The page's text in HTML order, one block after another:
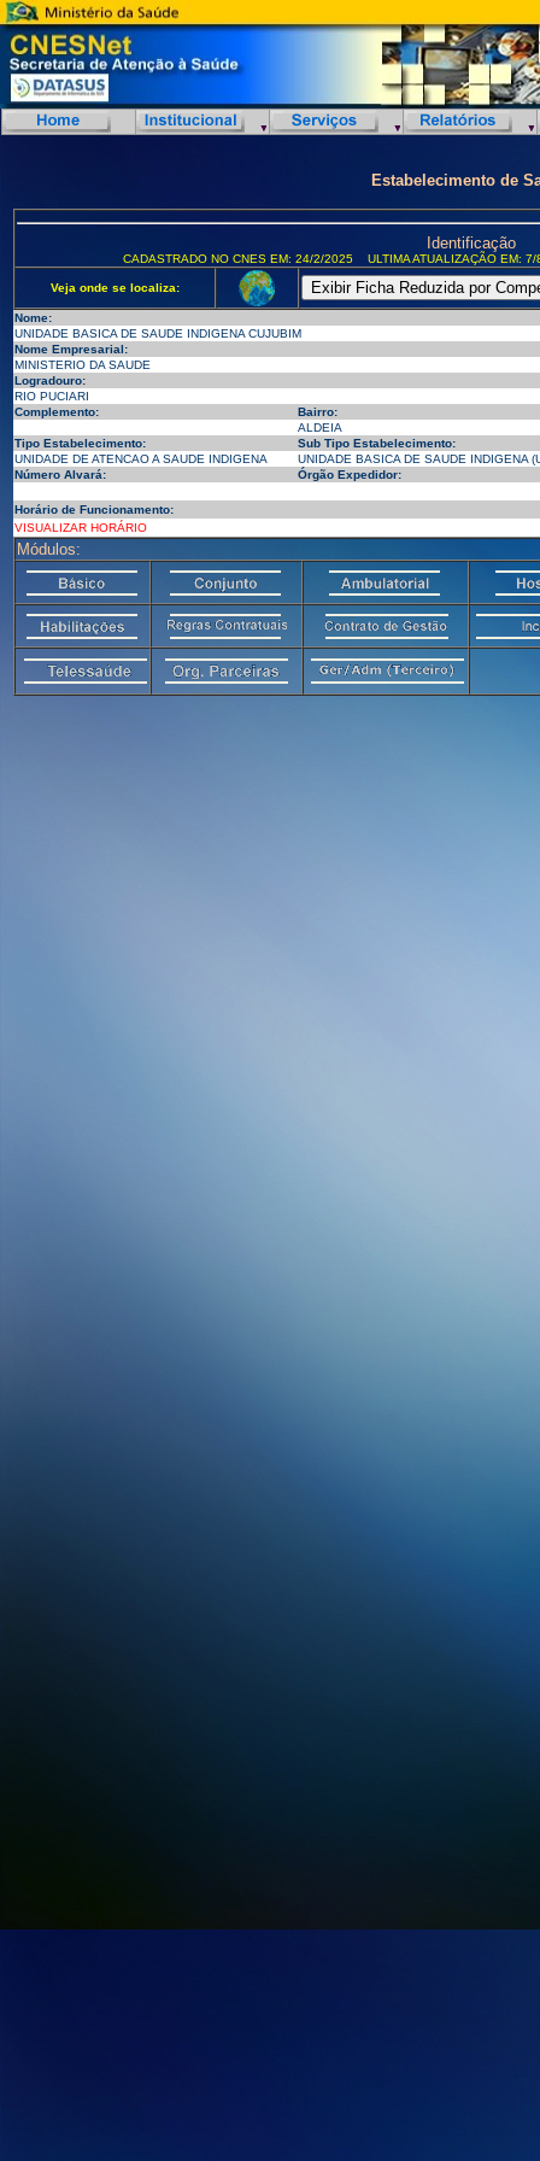
Estabelecimento de
Identificação
CADASTRADO NO CNES EM: 24/2/2025 ULTIMA ATUALIZAÇÃO EM:
Veja onde se localiza:
Nome:
UNIDADE BASICA DE SAUDE INDIGENA CUJUBIM
Nome Empresarial:
MINISTERIO DA SAUDE
Logradouro:
RIO PUCIARI
Complemento:
Bairro:
ALDEIA
Tipo Estabelecimento:
Sub Tipo Estabelecimento:
UNIDADE DE ATENCAO A SAUDE INDIGENA
UNIDADE BASICA DE SAUDE INDIGENA
Número Alvará:
Órgão Expedidor:
Horário de Funcionamento:
VISUALIZAR HORÁRIO
Módulos: